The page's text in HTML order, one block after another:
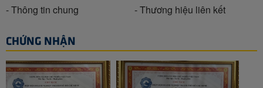
- Thông tin chung
- Thương hiệu liên kết
CHỨNG NHẬN